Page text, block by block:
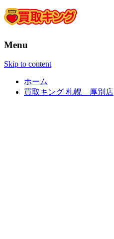
Menu
Skip to content
ホーム
買取キング 札幌 厚別店